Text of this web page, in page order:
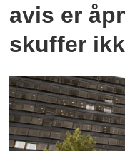
avis er
skuffer